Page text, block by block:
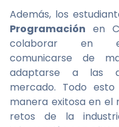
Además, los
Programación en
colaborar en
comunicarse de
adaptarse a las
mercado. Todo
manera exitosa en el
retos de la